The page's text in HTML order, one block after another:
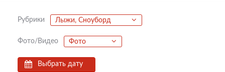
Рубрики Лыжи, Сноуборд
Фото/Видео Фото
Выбрать дату